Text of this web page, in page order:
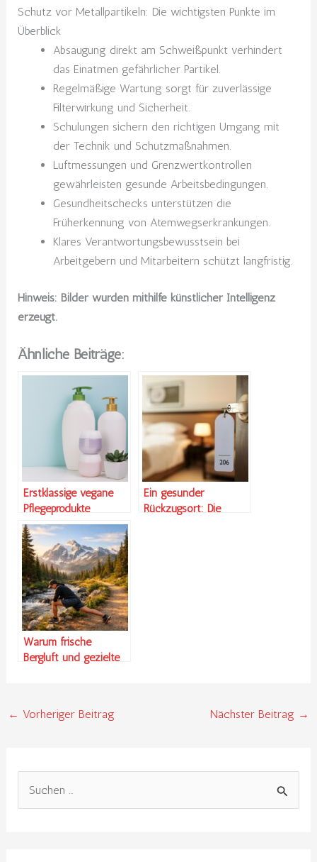
Schutz vor Metallpartikeln: Die wichtigsten Punkte im
Überblick
Absaugung direkt am Schweißpunkt verhindert
das Einatmen gefährlicher Partikel.
Regelmäßige Wartung sorgt für zuverlässige
Filterwirkung und Sicherheit.
Schulungen sichern den richtigen Umgang mit
der Technik und Schutzmaßnahmen.
Luftmessungen und Grenzwertkontrollen
gewährleisten gesunde Arbeitsbedingungen.
Gesundheitschecks unterstützen die
Früherkennung von Atemwegserkrankungen.
Klares Verantwortungsbewusstsein bei
Arbeitgebern und Mitarbeitern schützt langfristig.
Hinweis: Bilder wurden mithilfe künstlicher Intelligenz
erzeugt.
Ähnliche Beiträge:
Erstklassige vegane
Pflegeprodukte
Ein gesunder
Rückzugsort: Die
Warum frische
Bergluft und gezielte
← Vorheriger Beitrag Nächster Beitrag →